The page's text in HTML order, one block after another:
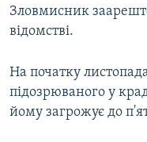
Зловмисник
відомстві.
На початку
підозрюваного у
йому загрожує до